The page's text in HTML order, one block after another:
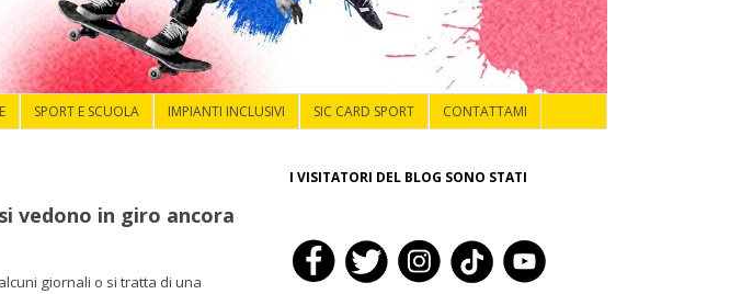
SPORT E SCUOLA IMPIANTI INCLUSIVI SIC CARD SPORT CONTATTAMI
vedono in giro ancora
giornali o si tratta di una
I VISITATORI DEL BLOG SONO STATI